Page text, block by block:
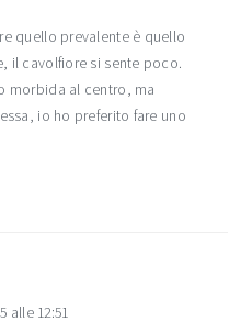
quello prevalente è quello
il cavolfiore si sente poco.
morbida al centro, ma
io ho preferito fare uno
alle 12:51